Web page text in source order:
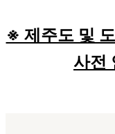
※ 제주도 및
사전